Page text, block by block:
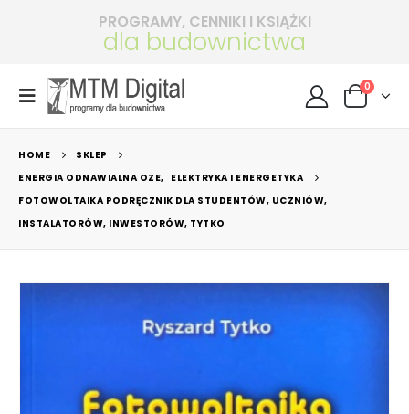
PROGRAMY, CENNIKI I KSIĄŻKI
dla budownictwa
0
HOME
SKLEP
ENERGIA ODNAWIALNA OZE, ELEKTRYKA I ENERGETYKA
FOTOWOLTAIKA PODRĘCZNIK DLA STUDENTÓW, UCZNIÓW,
INSTALATORÓW, INWESTORÓW, TYTKO